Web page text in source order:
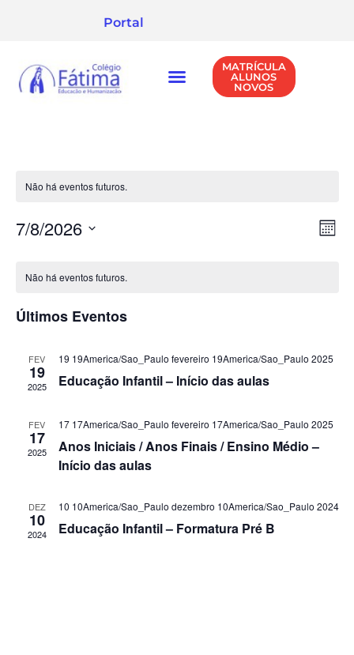
Portal
MATRÍCULA
ALUNOS
NOVOS
Não há eventos futuros.
Mês
7/8/2026
data.
Calendárior
Eventos
Não há eventos futuros.
Últimos Eventos
FEV
19
2025
19 19America/Sao_Paulo fevereiro 19America/Sao_Paulo 2025
Educação Infantil – Início das aulas
FEV
17
2025
17 17America/Sao_Paulo fevereiro 17America/Sao_Paulo 2025
Anos Iniciais / Anos Finais / Ensino Médio –
Início das aulas
DEZ
10
2024
10 10America/Sao_Paulo dezembro 10America/Sao_Paulo 2024
Educação Infantil – Formatura Pré B